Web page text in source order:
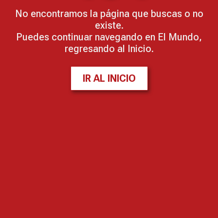
No encontramos la página que buscas o no
existe.
Puedes continuar navegando en El Mundo,
regresando al Inicio.
IR AL INICIO